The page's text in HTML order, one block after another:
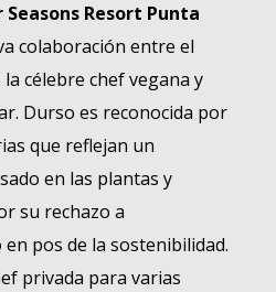
Seasons Resort Punta
colaboración entre el
la célebre chef vegana y
Durso es reconocida por
que reflejan un
en las plantas y
su rechazo a
pos de la sostenibilidad.
privada para varias